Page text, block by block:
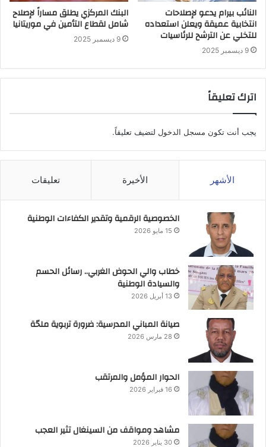
النائب بيرام يدعو لإصلاحات
انتخابية عميقة ويعلن استعداده
للتخلي عن الترشح للرئاسيات
9 ديسمبر 2025
البنك المركزي يطلق مساراً لإصلاح
شامل لقطاع التأمين في موريتانيا
9 ديسمبر 2025
اترك تعليقاً
يجب أنت تكون مسجل الدخول لتضيف تعليقاً.
الأشهر الأخيرة تعليقات
الخصوصية الرقمية وتقدير الكفاءات الوطنية
15 مايو 2026
خطاب والي الحوض الغربي.. رسائل الحسم
والسيادة الوطنية
13 أبريل 2026
صيانة المباني المدرسية: ضرورة تربوية ملحّة
28 مارس 2026
الحوار المؤمل والمرتقب
16 فبراير 2026
مشاهد ومواقف من السينغال تثير العجب
30 يناير 2026